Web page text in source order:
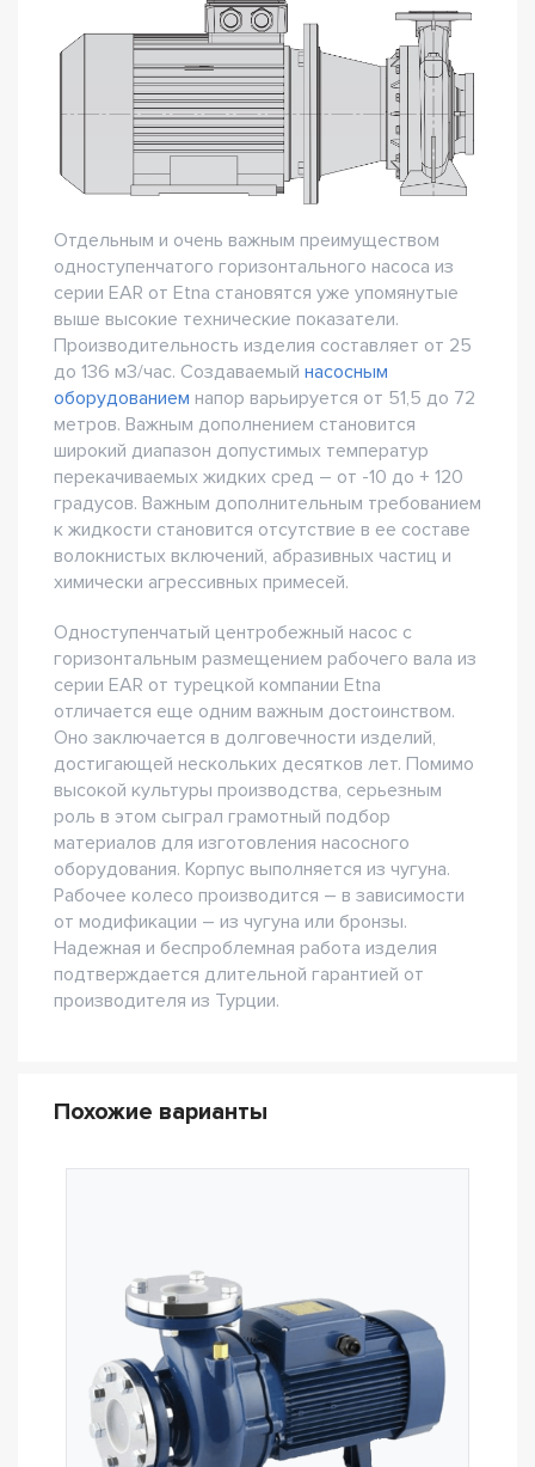
Отдельным и очень важным преимуществом
одноступенчатого горизонтального насоса из
серии EAR от Etna становятся уже упомянутые
выше высокие технические показатели.
Производительность изделия составляет от 25
до 136 м3/час. Создаваемый насосным
оборудованием напор варьируется от 51,5 до 72
метров. Важным дополнением становится
широкий диапазон допустимых температур
перекачиваемых жидких сред – от -10 до + 120
градусов. Важным дополнительным требованием
к жидкости становится отсутствие в ее составе
волокнистых включений, абразивных частиц и
химически агрессивных примесей.
Одноступенчатый центробежный насос с
горизонтальным размещением рабочего вала из
серии EAR от турецкой компании Etna
отличается еще одним важным достоинством.
Оно заключается в долговечности изделий,
достигающей нескольких десятков лет. Помимо
высокой культуры производства, серьезным
роль в этом сыграл грамотный подбор
материалов для изготовления насосного
оборудования. Корпус выполняется из чугуна.
Рабочее колесо производится – в зависимости
от модификации – из чугуна или бронзы.
Надежная и беспроблемная работа изделия
подтверждается длительной гарантией от
производителя из Турции.
Похожие варианты